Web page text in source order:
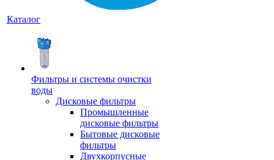
Каталог
Фильтры и системы очистки
воды
Дисковые фильтры
Промышленные
дисковые фильтры
Бытовые дисковые
фильтры
Двухкорпусные